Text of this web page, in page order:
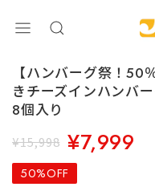
【ハンバーグ祭！50
きチーズインハンバ
8個入り
¥15,998 ¥7,999
50%OFF